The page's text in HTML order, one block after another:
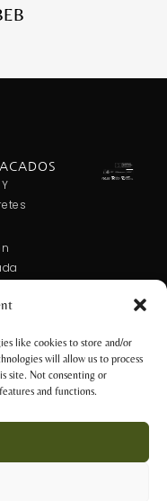
like cookies to store and/or
will allow us to process
site. Not consenting or
and functions.